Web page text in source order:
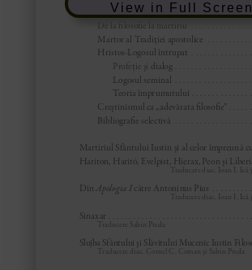
View in Full Screen